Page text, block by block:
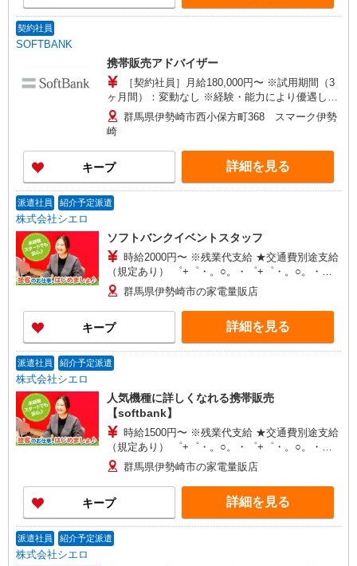
契約社員
SOFTBANK
携帯販売アドバイザー
［契約社員］月給180,000円〜 ※試用期間（3
ヶ月間）：変動なし ※経験・能力により優遇しま
す。群馬県伊勢崎市西小保方町368 スマーク伊勢
崎
キープ 詳細を見る
派遣社員 紹介予定派遣
株式会社シエロ
ソフトバンクイベントスタッフ
時給2000円〜 ※残業代支給 ★交通費別途支給
（規定あり） ゜+゜・。○。・゜+゜・。○。・゜
+゜ 入社祝い金10万円支給(規定有) お友達を紹介
頂くと, インセンティブ支給(規定有) ★月2回払
い・週払い可能（規程有）★ ゜・。○。・゜
+゜・。○。・゜+゜
群馬県伊勢崎市の家電量販店
キープ 詳細を見る
派遣社員 紹介予定派遣
株式会社シエロ
人気機種に詳しくなれる携帯販売
【softbank】
時給1500円〜 ※残業代支給 ★交通費別途支給
（規定あり） ゜+゜・。○。・゜+゜・。○。・゜
+゜ 入社祝い金10万円支給(規定有) お友達を紹介
頂くと, インセンティブ支給(規定有) ★月2回払
い・週払い可能（規程有）★ ゜・。○。・゜
+゜・。○。・゜+゜
群馬県伊勢崎市の家電量販店
キープ 詳細を見る
派遣社員 紹介予定派遣
株式会社シエロ